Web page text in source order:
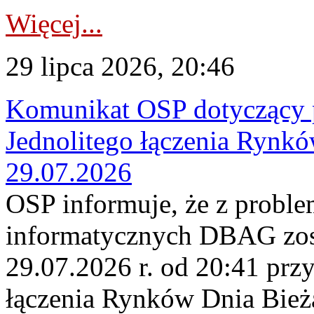
Więcej...
29 lipca 2026, 20:46
Komunikat OSP
Jednolitego łączenia
29.07.2026
OSP informuje, że z
informatycznych DBAG
29.07.2026 r. od 20:41
łączenia Rynków Dnia